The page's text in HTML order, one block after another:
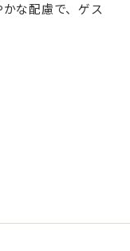
な配慮で、ゲス